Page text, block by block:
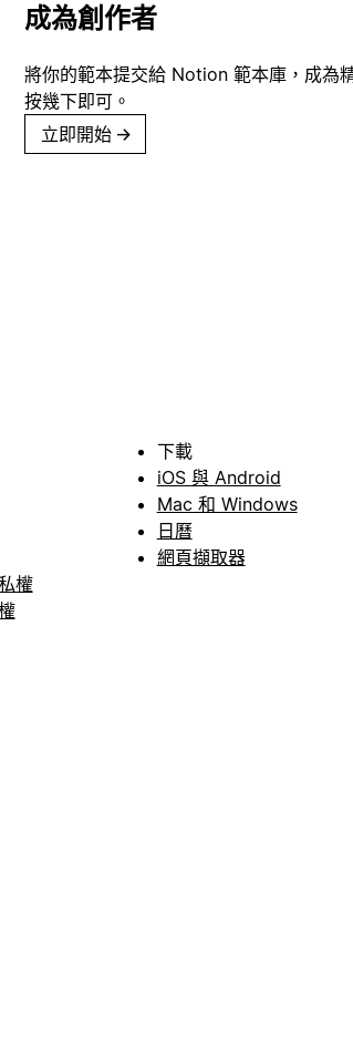
成為創作者
將你的範本提交給 Notion 範本庫，成為
按幾下即可。
立即開始 →
權
下載
iOS 與 Android
Mac 和 Windows
日曆
網頁擷取器